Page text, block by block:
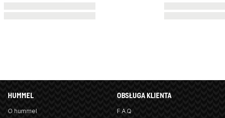
HUMMEL
O hummel
OBSŁUGA KLIENTA
F.A.Q